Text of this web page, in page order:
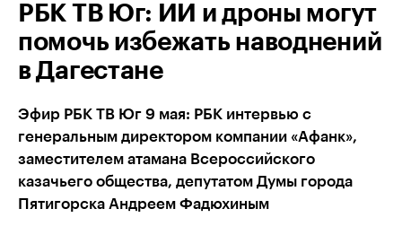
РБК ТВ Юг: ИИ и дроны могут
помочь избежать наводнений
в Дагестане
Эфир РБК ТВ Юг 9 мая: РБК интервью с
генеральным директором компании «Афанк»,
заместителем атамана Всероссийского
казачьего общества, депутатом Думы города
Пятигорска Андреем Фадюхиным